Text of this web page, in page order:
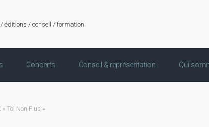
éditions / conseil / formation
Concerts Conseil & représentation Qui
Toi Non Plus »